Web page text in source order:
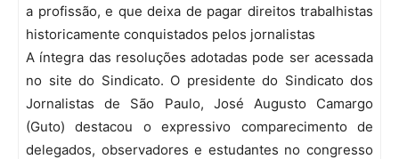
a profissão, e que deixa de pagar direitos trabalhistas
historicamente conquistados pelos jornalistas
A íntegra das resoluções adotadas pode ser acessada
no site do Sindicato. O presidente do Sindicato dos
Jornalistas de São Paulo, José Augusto Camargo
(Guto) destacou o expressivo comparecimento de
delegados, observadores e estudantes no congresso